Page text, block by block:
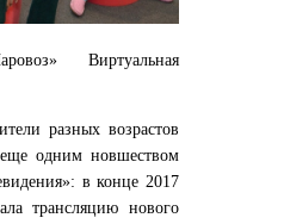
Виртуальная
разных возрастов
еще одним новшеством
в конце 2017
трансляцию нового